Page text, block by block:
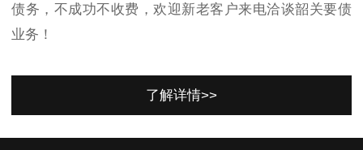
债务，不成功不收费，欢迎新老客户来电洽谈韶关要债
业务！
了解详情>>